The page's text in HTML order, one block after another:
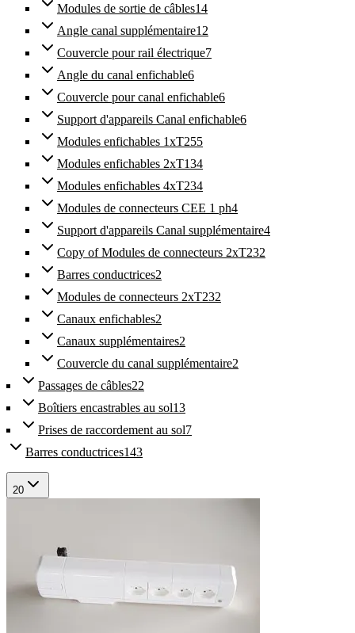
Modules de sortie de câbles14
Angle canal supplémentaire12
Couvercle pour rail électrique7
Angle du canal enfichable6
Couvercle pour canal enfichable6
Support d'appareils Canal enfichable6
Modules enfichables 1xT255
Modules enfichables 2xT134
Modules enfichables 4xT234
Modules de connecteurs CEE 1 ph4
Support d'appareils Canal supplémentaire4
Copy of Modules de connecteurs 2xT232
Barres conductrices2
Modules de connecteurs 2xT232
Canaux enfichables2
Canaux supplémentaires2
Couvercle du canal supplémentaire2
Passages de câbles22
Boîtiers encastrables au sol13
Prises de raccordement au sol7
Barres conductrices143
20